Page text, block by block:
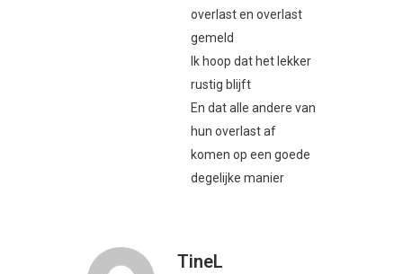
overlast en overlast
gemeld
Ik hoop dat het lekker
rustig blijft
En dat alle andere van
hun overlast af
komen op een goede
degelijke manier
TineL